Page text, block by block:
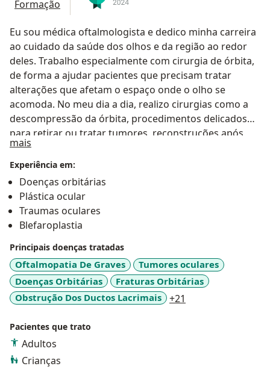
Formação
Eu sou médica oftalmologista e dedico minha carreira
ao cuidado da saúde dos olhos e da região ao redor
deles. Trabalho especialmente com cirurgia de órbita,
de forma a ajudar pacientes que precisam tratar
alterações que afetam o espaço onde o olho se
acomoda. No meu dia a dia, realizo cirurgias como a
descompressão da órbita, procedimentos delicados
para retirar ou tratar tumores, reconstruções após
perdas ou traumas e cuidados da cavidade
anoftálmica. Também atuo em cirurgias das
pálpebras, como blefaroplastia, lipoenxertia,
tratamentos oncológicos e reconstruções que
devolvem conforto e harmonia ao olhar. Tenho como
propósito unir precisão técnica e sensibilidade,
explicando cada passo ao paciente de forma clara e
tranquila. Acredito que um atendimento acolhedor,
aliado ao conhecimento especializado, faz toda a
diferença no processo de recuperação e na confiança
que construo com cada pessoa que cuido.
mais
Experiência em:
Doenças orbitárias
Plástica ocular
Traumas oculares
Blefaroplastia
Principais doenças tratadas
Oftalmopatia De Graves
Tumores oculares
Doenças Orbitárias
Fraturas Orbitárias
Obstrução Dos Ductos Lacrimais
+21
Pacientes que trato
Adultos
Crianças